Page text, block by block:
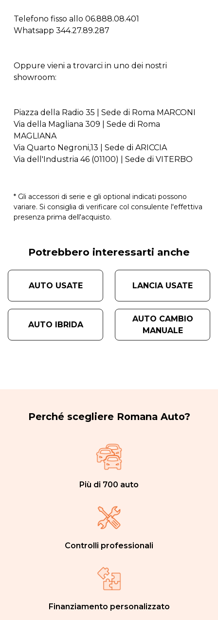
Telefono fisso allo 06.888.08.401
Whatsapp 344.27.89.287
Oppure vieni a trovarci in uno dei nostri
showroom:
Piazza della Radio 35 | Sede di Roma MARCONI
Via della Magliana 309 | Sede di Roma
MAGLIANA
Via Quarto Negroni,13 | Sede di ARICCIA
Via dell'Industria 46 (01100) | Sede di VITERBO
* Gli accessori di serie e gli optional indicati possono
variare. Si consiglia di verificare col consulente l'effettiva
presenza prima dell'acquisto.
Potrebbero interessarti anche
AUTO USATE LANCIA USATE
AUTO IBRIDA
AUTO CAMBIO
MANUALE
Perché scegliere Romana Auto?
Più di 700 auto
Controlli professionali
Finanziamento personalizzato